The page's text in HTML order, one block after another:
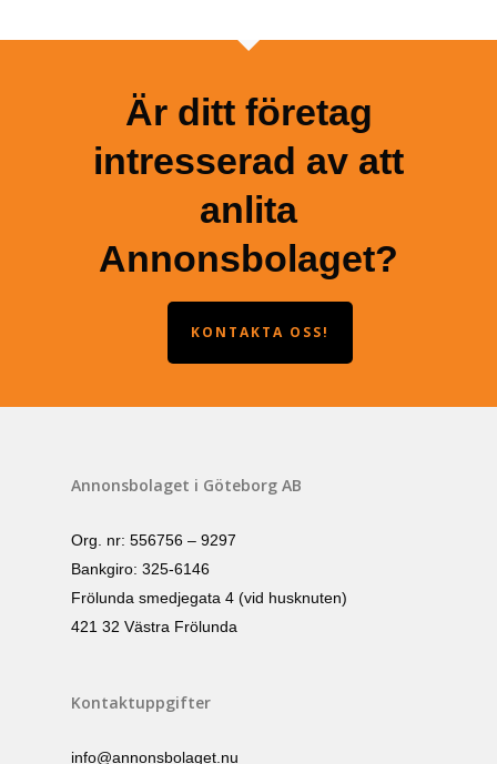
Är ditt företag
intresserad av att
anlita
Annonsbolaget?
KONTAKTA OSS!
Annonsbolaget i Göteborg AB
Org. nr: 556756 – 9297
Bankgiro: 325-6146
Frölunda smedjegata 4 (vid husknuten)
421 32 Västra Frölunda
Kontaktuppgifter
info@annonsbolaget.nu